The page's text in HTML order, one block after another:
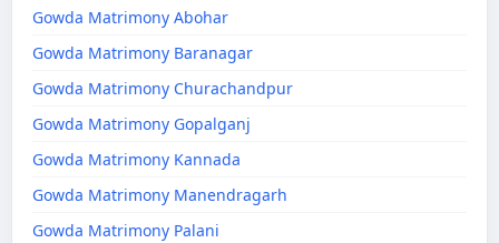
Gowda Matrimony Abohar
Gowda Matrimony Baranagar
Gowda Matrimony Churachandpur
Gowda Matrimony Gopalganj
Gowda Matrimony Kannada
Gowda Matrimony Manendragarh
Gowda Matrimony Palani